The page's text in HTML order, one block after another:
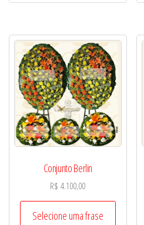
Conjunto Berlin
R$ 4.100,00
Selecione uma frase